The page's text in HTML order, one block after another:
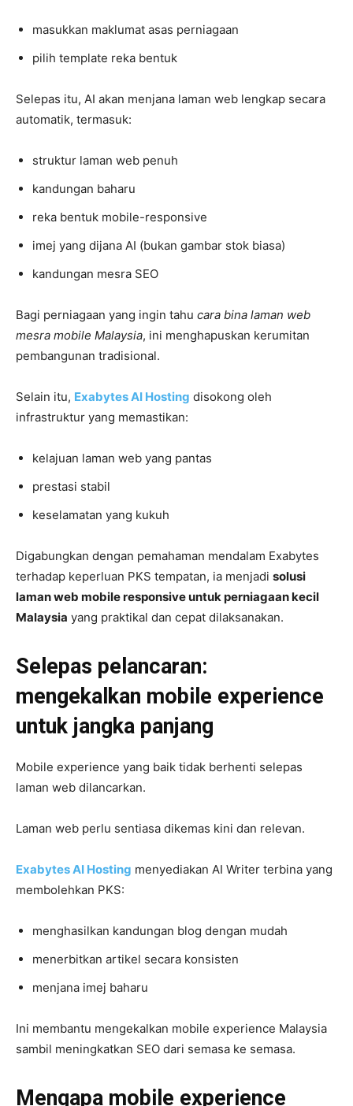
masukkan maklumat asas perniagaan
pilih template reka bentuk
Selepas itu, AI akan menjana laman web lengkap secara
automatik, termasuk:
struktur laman web penuh
kandungan baharu
reka bentuk mobile-responsive
imej yang dijana AI (bukan gambar stok biasa)
kandungan mesra SEO
Bagi perniagaan yang ingin tahu cara bina laman web
mesra mobile Malaysia, ini menghapuskan kerumitan
pembangunan tradisional.
Selain itu, Exabytes AI Hosting disokong oleh
infrastruktur yang memastikan:
kelajuan laman web yang pantas
prestasi stabil
keselamatan yang kukuh
Digabungkan dengan pemahaman mendalam Exabytes
terhadap keperluan PKS tempatan, ia menjadi solusi
laman web mobile responsive untuk perniagaan kecil
Malaysia yang praktikal dan cepat dilaksanakan.
Selepas pelancaran:
mengekalkan mobile experience
untuk jangka panjang
Mobile experience yang baik tidak berhenti selepas
laman web dilancarkan.
Laman web perlu sentiasa dikemas kini dan relevan.
Exabytes AI Hosting menyediakan AI Writer terbina yang
membolehkan PKS:
menghasilkan kandungan blog dengan mudah
menerbitkan artikel secara konsisten
menjana imej baharu
Ini membantu mengekalkan mobile experience Malaysia
sambil meningkatkan SEO dari semasa ke semasa.
Mengapa mobile experience